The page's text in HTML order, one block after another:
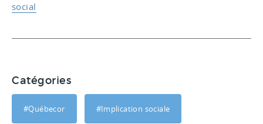
social
Catégories
#Québecor #Implication sociale